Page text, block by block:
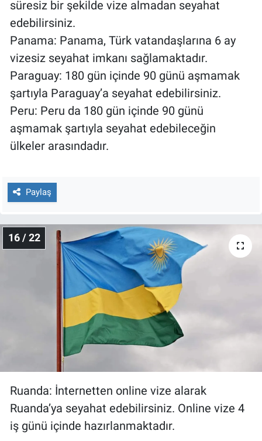
süresiz bir şekilde vize almadan seyahat
edebilirsiniz.
Panama: Panama, Türk vatandaşlarına 6 ay
vizesiz seyahat imkanı sağlamaktadır.
Paraguay: 180 gün içinde 90 günü aşmamak
şartıyla Paraguay’a seyahat edebilirsiniz.
Peru: Peru da 180 gün içinde 90 günü
aşmamak şartıyla seyahat edebileceğin
ülkeler arasındadır.
Paylaş
16 / 22
Ruanda: İnternetten online vize alarak
Ruanda’ya seyahat edebilirsiniz. Online vize 4
iş günü içinde hazırlanmaktadır.